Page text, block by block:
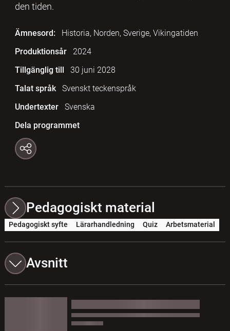
den tiden.
Ämnesord:
Historia, Norden, Sverige, Vikingatiden
Produktionsår
2024
Tillgänglig till
30 juni 2028
Talat språk
Svenskt teckenspråk
Undertexter
Svenska
Dela programmet
Pedagogiskt material
Pedagogiskt syfte Lärarhandledning Quiz Arbetsmaterial
Avsnitt